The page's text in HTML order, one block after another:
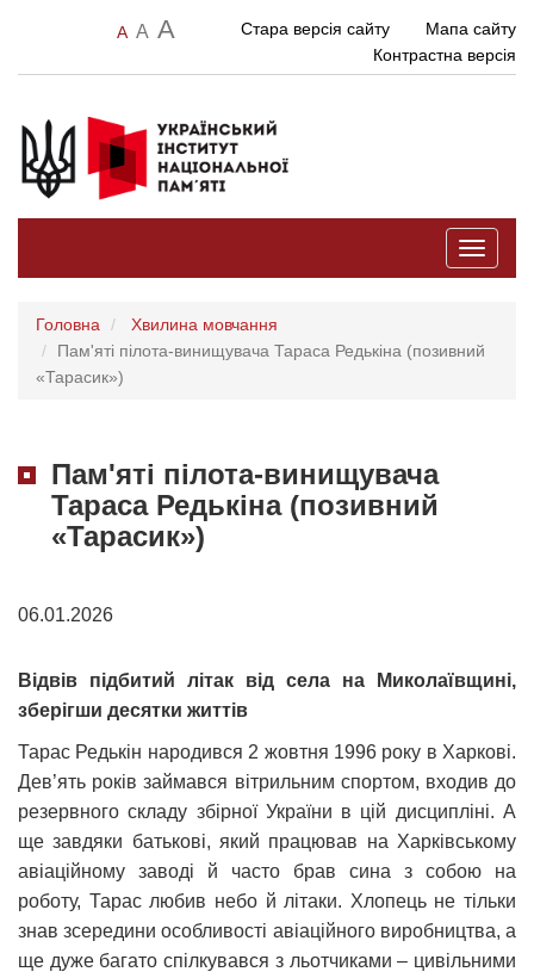
A A A Стара версія сайту
Мапа сайту
Контрастна версія
Toggle
Головна
Хвилина мовчання
Пам'яті пілота-винищувача Тараса Редькіна (позивний
«Тарасик»)
Пам'яті пілота-винищувача
Тараса Редькіна (позивний
«Тарасик»)
06.01.2026
Відвів підбитий літак від села на Миколаївщині,
зберігши десятки життів
Тарас Редькін народився 2 жовтня 1996 року в Харкові.
Дев’ять років займався вітрильним спортом, входив до
резервного складу збірної України в цій дисципліні. А
ще завдяки батькові, який працював на Харківському
авіаційному заводі й часто брав сина з собою на
роботу, Тарас любив небо й літаки. Хлопець не тільки
знав зсередини особливості авіаційного виробництва, а
ще дуже багато спілкувався з льотчиками – цивільними